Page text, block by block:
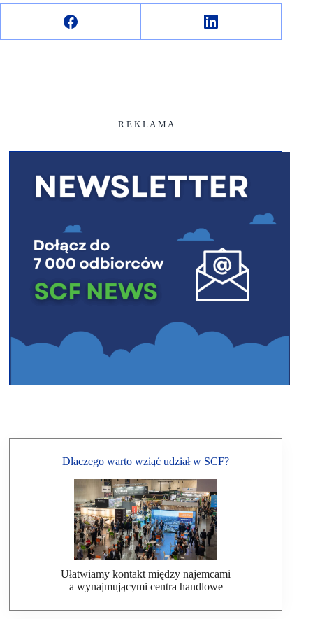
R E K L A M A
Dlaczego warto wziąć udział w SCF?
Ułatwiamy kontakt między najemcami
a wynajmującymi centra handlowe